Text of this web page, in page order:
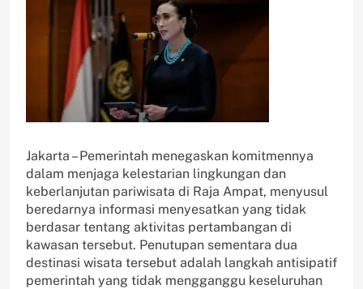
Jakarta – Pemerintah menegaskan komitmennya
dalam menjaga kelestarian lingkungan dan
keberlanjutan pariwisata di Raja Ampat, menyusul
beredarnya informasi menyesatkan yang tidak
berdasar tentang aktivitas pertambangan di
kawasan tersebut. Penutupan sementara dua
destinasi wisata tersebut adalah langkah antisipatif
pemerintah yang tidak mengganggu keseluruhan